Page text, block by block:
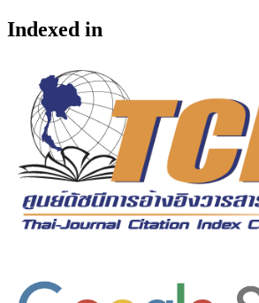
Indexed in